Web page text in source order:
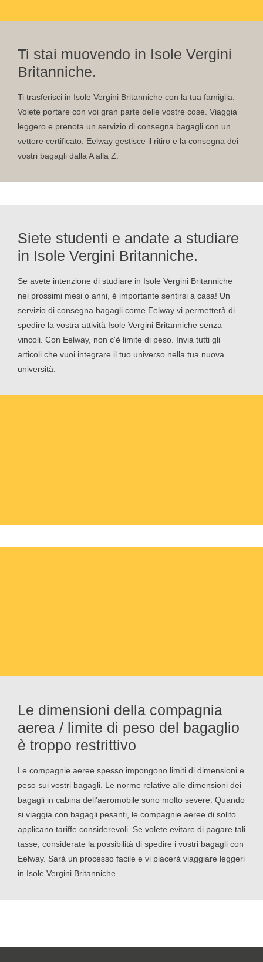
Ti stai muovendo in Isole Vergini
Britanniche.
Ti trasferisci in Isole Vergini Britanniche con la tua famiglia.
Volete portare con voi gran parte delle vostre cose. Viaggia
leggero e prenota un servizio di consegna bagagli con un
vettore certificato. Eelway gestisce il ritiro e la consegna dei
vostri bagagli dalla A alla Z.
Siete studenti e andate a studiare
in Isole Vergini Britanniche.
Se avete intenzione di studiare in Isole Vergini Britanniche
nei prossimi mesi o anni, è importante sentirsi a casa! Un
servizio di consegna bagagli come Eelway vi permetterà di
spedire la vostra attività Isole Vergini Britanniche senza
vincoli. Con Eelway, non c'è limite di peso. Invia tutti gli
articoli che vuoi integrare il tuo universo nella tua nuova
università.
Le dimensioni della compagnia
aerea / limite di peso del bagaglio
è troppo restrittivo
Le compagnie aeree spesso impongono limiti di dimensioni e
peso sui vostri bagagli. Le norme relative alle dimensioni dei
bagagli in cabina dell'aeromobile sono molto severe. Quando
si viaggia con bagagli pesanti, le compagnie aeree di solito
applicano tariffe considerevoli. Se volete evitare di pagare tali
tasse, considerate la possibilità di spedire i vostri bagagli con
Eelway. Sarà un processo facile e vi piacerà viaggiare leggeri
in Isole Vergini Britanniche.